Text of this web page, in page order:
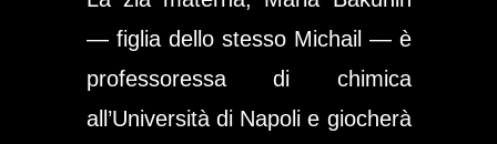
— figlia dello stesso Michail — è
professoressa di chimica
all’Università di Napoli e giocherà